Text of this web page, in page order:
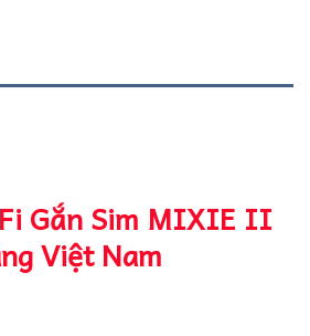
Gắn Sim MIXIE II
Việt Nam